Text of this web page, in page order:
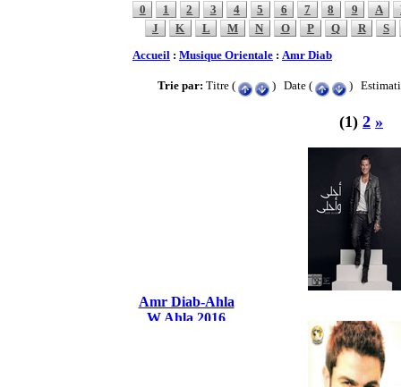
0 1 2 3 4 5 6 7 8 9 A
J
K L M N O P Q R
S
Accueil : Musique Orientale : Amr Diab
Trie par: Titre ( ) Date ( )
(1) 2 »
Amr Diab-Ahla
W Ahla 2016